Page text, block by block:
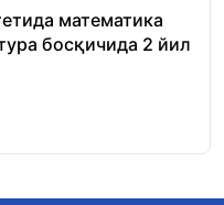
математика
босқичида 2 йил